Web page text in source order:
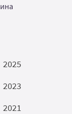
2025
2023
2021